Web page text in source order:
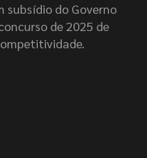
subsídio do Governo
de 2025 de